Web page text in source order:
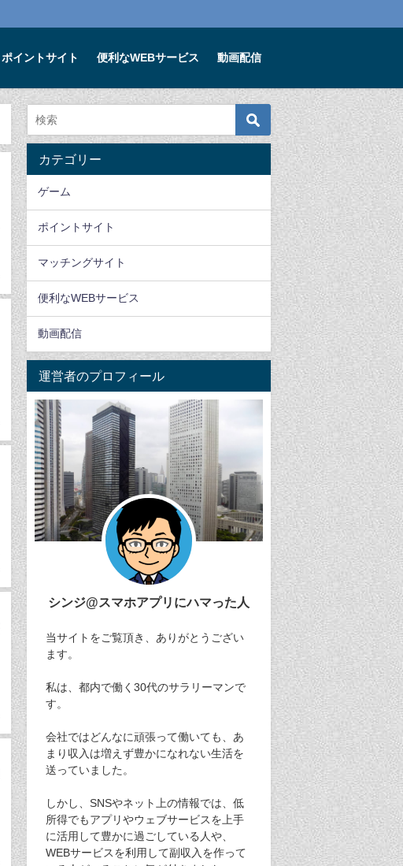
ポイントサイト 便利なWEBサービス 動画配信
カテゴリー
ゲーム
ポイントサイト
マッチングサイト
便利なWEBサービス
動画配信
運営者のプロフィール
シンジ@スマホアプリにハマった人
当サイトをご覧頂き、ありがとうござい
ます。
私は、都内で働く30代のサラリーマンで
す。
会社ではどんなに頑張って働いても、あ
まり収入は増えず豊かになれない生活を
送っていました。
しかし、SNSやネット上の情報では、低
所得でもアプリやウェブサービスを上手
に活用して豊かに過ごしている人や、
WEBサービスを利用して副収入を作って